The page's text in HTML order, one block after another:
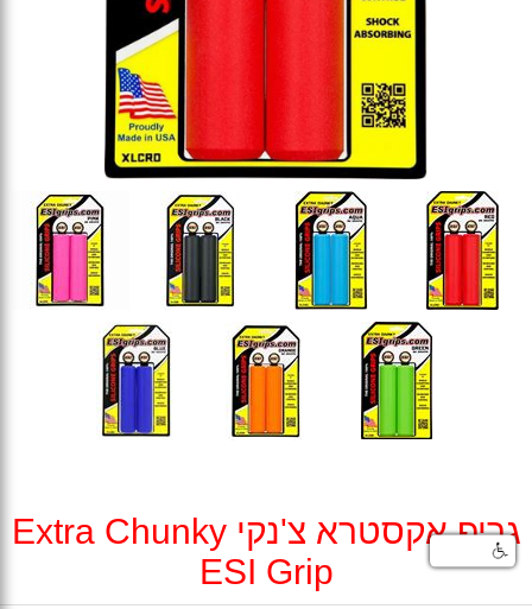
גריפ אקסטרא צ'נקי Extra Chunky
ESI Grip